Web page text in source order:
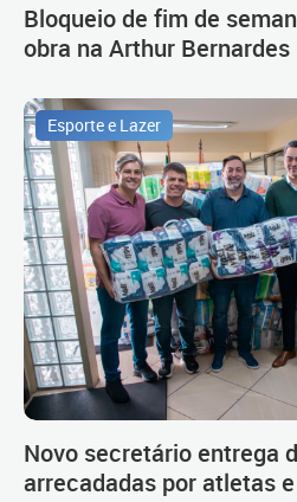
Bloqueio de fim de
obra na Arthur Bernardes
Esporte e Lazer
Novo secretário entrega
arrecadadas por atletas